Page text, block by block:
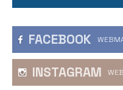
FACEBOOK
INSTAGRAM